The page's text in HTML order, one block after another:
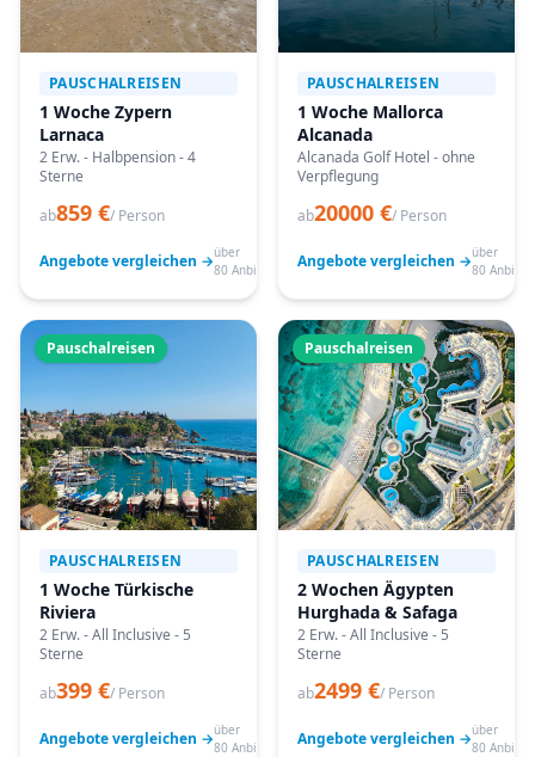
PAUSCHALREISEN
1 Woche Zypern
Larnaca
2 Erw. - Halbpension - 4
Sterne
ab859 €/ Person
Angebote vergleichen →über
80 Anbieter
PAUSCHALREISEN
1 Woche Mallorca
Alcanada
Alcanada Golf Hotel - ohne
Verpflegung
ab20000 €/ Person
Angebote vergleichen →über
80
Pauschalreisen
PAUSCHALREISEN
1 Woche Türkische
Riviera
2 Erw. - All Inclusive - 5
Sterne
ab399 €/ Person
Angebote vergleichen →über
80 Anbieter
Pauschalreisen
PAUSCHALREISEN
2 Wochen Ägypten
Hurghada & Safaga
2 Erw. - All Inclusive - 5
Sterne
ab2499 €/ Person
Angebote vergleichen →über
80